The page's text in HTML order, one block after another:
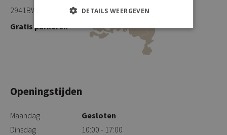
2941BW Lekkerkerk
Gratis parkeren
Openingstijden
Maandag
Gesloten
Dinsdag
10:00 - 17:00
DETAILS WEERGEVEN